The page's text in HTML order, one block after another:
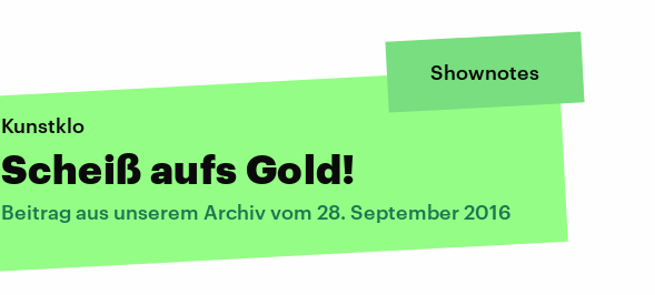
Shownotes
Kunstklo
Scheiß aufs Gold!
Beitrag aus unserem Archiv vom 28. September 2016